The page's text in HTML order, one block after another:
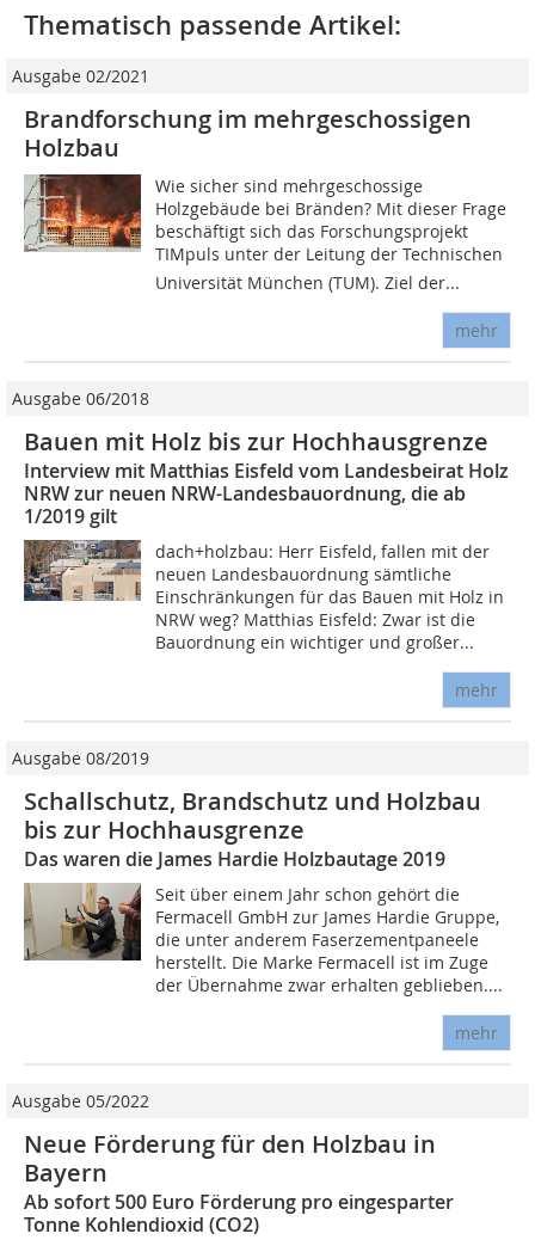
Thematisch passende Artikel:
Ausgabe 02/2021
Brandforschung im mehrgeschossigen
Holzbau
Wie sicher sind mehrgeschossige
Holzgebäude bei Bränden? Mit dieser Frage
beschäftigt sich das Forschungsprojekt
TIMpuls unter der Leitung der Technischen
Universität München (TUM). Ziel der...
mehr
Ausgabe 06/2018
Bauen mit Holz bis zur Hochhausgrenze
Interview mit Matthias Eisfeld vom Landesbeirat Holz
NRW zur neuen NRW-Landesbauordnung, die ab
1/2019 gilt
dach+holzbau: Herr Eisfeld, fallen mit der
neuen Landesbauordnung sämtliche
Einschränkungen für das Bauen mit Holz in
NRW weg? Matthias Eisfeld: Zwar ist die
Bauordnung ein wichtiger und großer...
mehr
Ausgabe 08/2019
Schallschutz, Brandschutz und Holzbau
bis zur Hochhausgrenze
Das waren die James Hardie Holzbautage 2019
Seit über einem Jahr schon gehört die
Fermacell GmbH zur James Hardie Gruppe,
die unter anderem Faserzementpaneele
herstellt. Die Marke Fermacell ist im Zuge
der Übernahme zwar erhalten geblieben....
mehr
Ausgabe 05/2022
Neue Förderung für den Holzbau in
Bayern
Ab sofort 500 Euro Förderung pro eingesparter
Tonne Kohlendioxid (CO2)